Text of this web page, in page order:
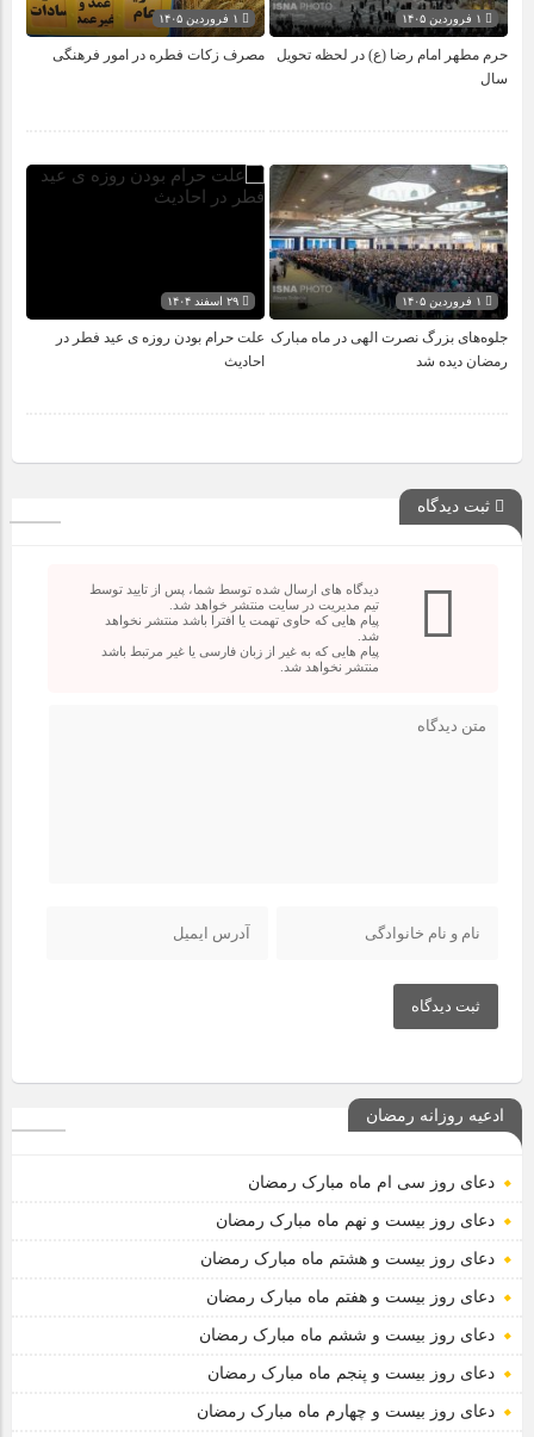
حرم مطهر امام رضا (ع) در لحظه تحویل
سال
مصرف زکات فطره در امور فرهنگی
جلوه‌های بزرگ نصرت الهی در ماه مبارک
رمضان دیده شد
علت حرام بودن روزه ی عید فطر در
احادیث
ثبت دیدگاه
دیدگاه های ارسال شده توسط شما، پس از تایید توسط
تیم مدیریت در سایت منتشر خواهد شد.
پیام هایی که حاوی تهمت یا افترا باشد منتشر نخواهد
شد.
پیام هایی که به غیر از زبان فارسی یا غیر مرتبط باشد
منتشر نخواهد شد.
ثبت دیدگاه
ادعیه روزانه رمضان
دعای روز سی ام ماه مبارک رمضان
دعای روز بیست و نهم ماه مبارک رمضان
دعای روز بیست و هشتم ماه مبارک رمضان
دعای روز بیست و هفتم ماه مبارک رمضان
دعای روز بیست و ششم ماه مبارک رمضان
دعای روز بیست و پنجم ماه مبارک رمضان
دعای روز بیست و چهارم ماه مبارک رمضان